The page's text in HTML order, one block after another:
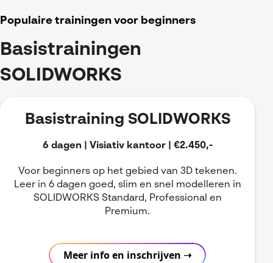
Populaire trainingen voor beginners
Basistrainingen
SOLIDWORKS
Basistraining SOLIDWORKS
6 dagen | Visiativ kantoor | €2.450,-
Voor beginners op het gebied van 3D tekenen.
Leer in 6 dagen goed, slim en snel modelleren in
SOLIDWORKS Standard, Professional en
Premium.
Meer info en inschrijven ➝